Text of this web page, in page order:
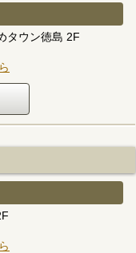
タウン徳島 2F